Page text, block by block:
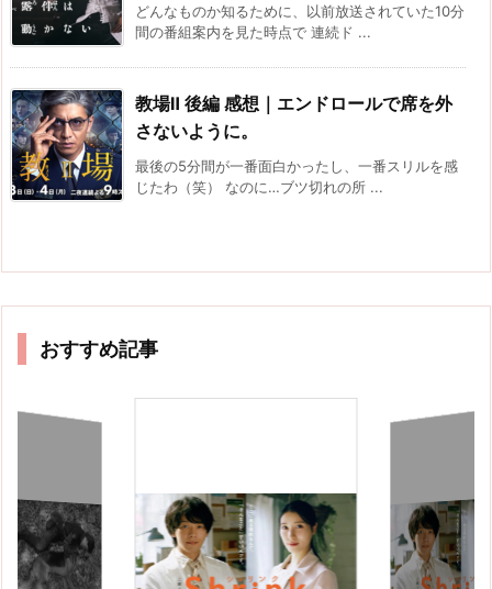
どんなものか知るために、以前放送されていた10分
間の番組案内を見た時点で 連続ド ...
教場Ⅱ 後編 感想｜エンドロールで席を外
さないように。
最後の5分間が一番面白かったし、一番スリルを感
じたわ（笑） なのに…ブツ切れの所 ...
おすすめ記事